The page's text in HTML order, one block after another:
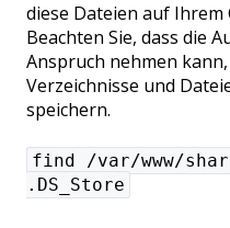
diese Dateien auf Ihrem
Beachten Sie, dass die
Anspruch nehmen
Verzeichnisse und
speichern.
find /var/www/
.DS_Store